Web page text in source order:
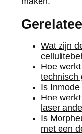
Wat zijn
Hoe
technisch
Is
Hoe
laser
Is
met een